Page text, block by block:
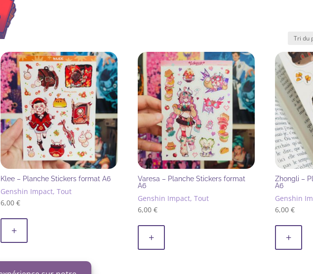
Klee – Planche Stickers format A6
Genshin Impact, Tout
6,00€
+
Varesa – Planche Stickers format
A6
Genshin Impact, Tout
6,00€
+
Zhongli –
A6
Genshin
6,00€
+